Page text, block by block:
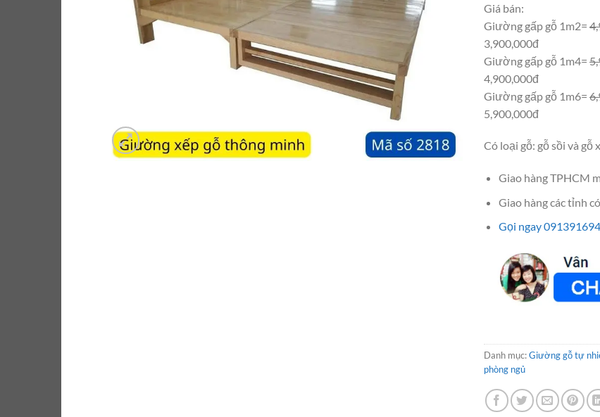
Giá bán:
Giường gấp gỗ 1m2=
3,900,000đ
Giường gấp gỗ 1m4=
4,900,000đ
Giường gấp gỗ 1m6=
5,900,000đ
Có loại gỗ: gỗ sồi và gỗ
Giao hàng TPHCM
Giao hàng các tỉnh
Gọi ngay
Danh mục:Giường gỗ tự
phòng ngủ